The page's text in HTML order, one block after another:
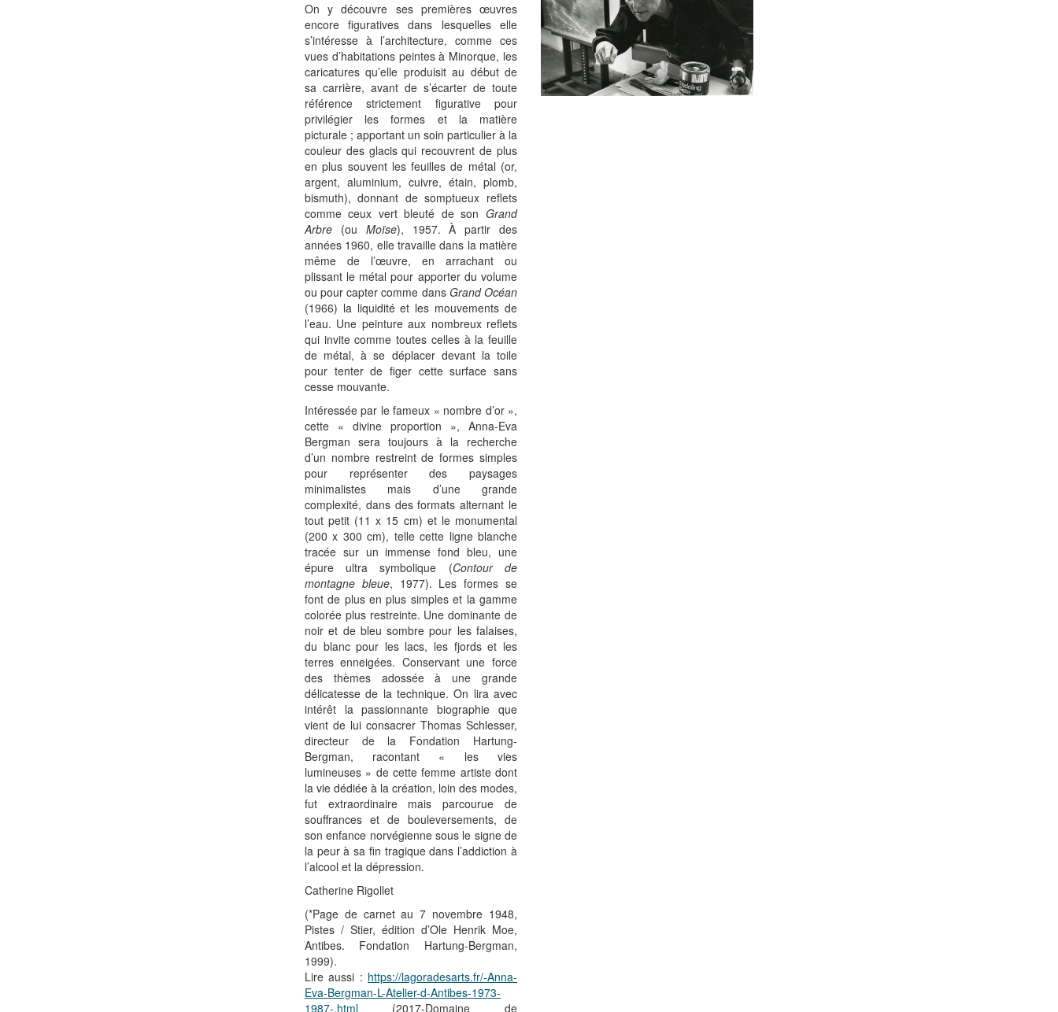
On y découvre ses premières œuvres
encore figuratives dans lesquelles elle
s’intéresse à l’architecture, comme ces
vues d’habitations peintes à Minorque, les
caricatures qu’elle produisit au début de
sa carrière, avant de s’écarter de toute
référence strictement figurative pour
privilégier les formes et la matière
picturale ; apportant un soin particulier à la
couleur des glacis qui recouvrent de plus
en plus souvent les feuilles de métal (or,
argent, aluminium, cuivre, étain, plomb,
bismuth), donnant de somptueux reflets
comme ceux vert bleuté de son Grand
Arbre (ou Moïse), 1957. À partir des
années 1960, elle travaille dans la matière
même de l’œuvre, en arrachant ou
plissant le métal pour apporter du volume
ou pour capter comme dans Grand Océan
(1966) la liquidité et les mouvements de
l’eau. Une peinture aux nombreux reflets
qui invite comme toutes celles à la feuille
de métal, à se déplacer devant la toile
pour tenter de figer cette surface sans
cesse mouvante.
Intéressée par le fameux « nombre d’or »,
cette « divine proportion », Anna-Eva
Bergman sera toujours à la recherche
d’un nombre restreint de formes simples
pour représenter des paysages
minimalistes mais d’une grande
complexité, dans des formats alternant le
tout petit (11 x 15 cm) et le monumental
(200 x 300 cm), telle cette ligne blanche
tracée sur un immense fond bleu, une
épure ultra symbolique (Contour de
montagne bleue, 1977). Les formes se
font de plus en plus simples et la gamme
colorée plus restreinte. Une dominante de
noir et de bleu sombre pour les falaises,
du blanc pour les lacs, les fjords et les
terres enneigées. Conservant une force
des thèmes adossée à une grande
délicatesse de la technique. On lira avec
intérêt la passionnante biographie que
vient de lui consacrer Thomas Schlesser,
directeur de la Fondation Hartung-
Bergman, racontant « les vies
lumineuses » de cette femme artiste dont
la vie dédiée à la création, loin des modes,
fut extraordinaire mais parcourue de
souffrances et de bouleversements, de
son enfance norvégienne sous le signe de
la peur à sa fin tragique dans l’addiction à
l’alcool et la dépression.
Catherine Rigollet
(*Page de carnet au 7 novembre 1948,
Pistes / Stier, édition d’Ole Henrik Moe,
Antibes. Fondation Hartung-Bergman,
1999).
Lire aussi : https://lagoradesarts.fr/-Anna-
Eva-Bergman-L-Atelier-d-Antibes-1973-
1987-.html (2017-Domaine de